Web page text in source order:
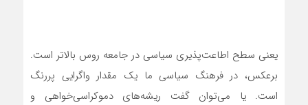
یعنی سطح اطاعت‌پذیری سیاسی در جامعه روس بالاتر است.
برعکس، در فرهنگ سیاسی‌ ما یک مقدار واگرایی پررنگ
است. یا می‌توان گفت ریشه‌های دموکراسی‌خواهی و